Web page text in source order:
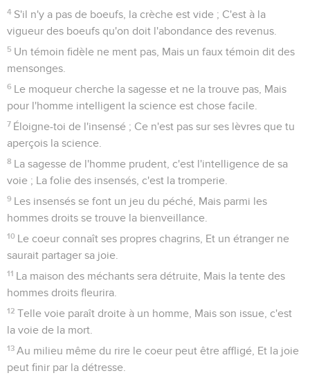
4 S'il n'y a pas de boeufs, la crèche est vide ; C'est à la
vigueur des boeufs qu'on doit l'abondance des revenus.
5 Un témoin fidèle ne ment pas, Mais un faux témoin dit des
mensonges.
6 Le moqueur cherche la sagesse et ne la trouve pas, Mais
pour l'homme intelligent la science est chose facile.
7 Éloigne-toi de l'insensé ; Ce n'est pas sur ses lèvres que tu
aperçois la science.
8 La sagesse de l'homme prudent, c'est l'intelligence de sa
voie ; La folie des insensés, c'est la tromperie.
9 Les insensés se font un jeu du péché, Mais parmi les
hommes droits se trouve la bienveillance.
10 Le coeur connaît ses propres chagrins, Et un étranger ne
saurait partager sa joie.
11 La maison des méchants sera détruite, Mais la tente des
hommes droits fleurira.
12 Telle voie paraît droite à un homme, Mais son issue, c'est
la voie de la mort.
13 Au milieu même du rire le coeur peut être affligé, Et la joie
peut finir par la détresse.